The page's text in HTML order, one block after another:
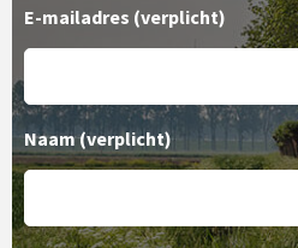
E-mailadres (verplicht)
Naam(verplicht)